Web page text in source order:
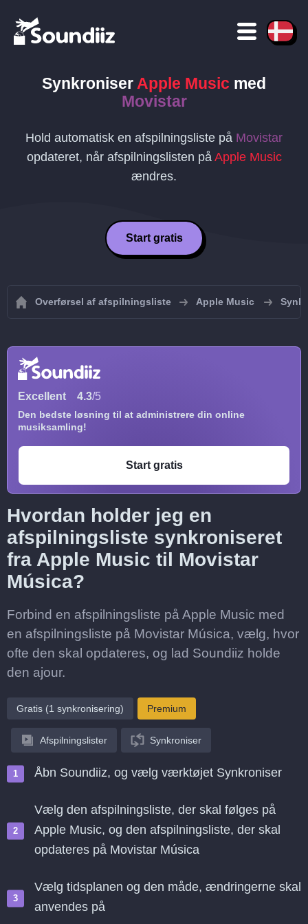
Synkroniser Apple Music med
Movistar
Hold automatisk en afspilningsliste på Movistar
opdateret, når afspilningslisten på Apple Music
ændres.
Start gratis
Overførsel af afspilningsliste Apple Music
Excellent 4.3/5
Den bedste løsning til at administrere din online
musiksamling!
Start gratis
Hvordan holder jeg en
afspilningsliste synkroniseret
fra Apple Music til Movistar
Música?
Forbind en afspilningsliste på Apple Music med
en afspilningsliste på Movistar Música, vælg, hvor
ofte den skal opdateres, og lad Soundiiz holde
den ajour.
Gratis (1 synkronisering) Premium
Afspilningslister Synkroniser
Åbn Soundiiz, og vælg værktøjet Synkroniser
Vælg den afspilningsliste, der skal følges på
Apple Music, og den afspilningsliste, der skal
opdateres på Movistar Música
Vælg tidsplanen og den måde, ændringerne skal
anvendes på